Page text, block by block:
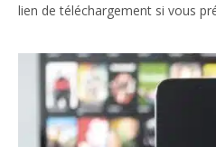
lien de téléchargement si vous